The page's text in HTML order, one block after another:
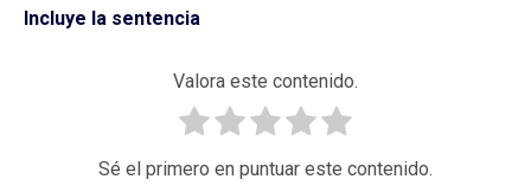
Incluye la sentencia
Valora este contenido.
Sé el primero en puntuar este contenido.